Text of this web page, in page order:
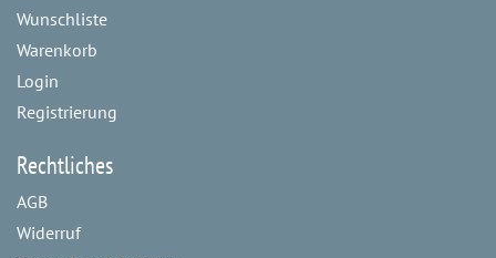
Wunschliste
Warenkorb
Login
Registrierung
Rechtliches
AGB
Widerruf